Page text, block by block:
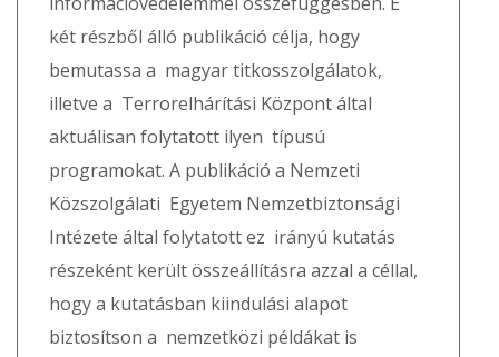
két részből álló publikáció célja, hogy
bemutassa a magyar titkosszolgálatok,
illetve a Terrorelhárítási Központ által
aktuálisan folytatott ilyen típusú
programokat. A publikáció a Nemzeti
Közszolgálati Egyetem Nemzetbiztonsági
Intézete által folytatott ez irányú kutatás
részeként került összeállításra azzal a céllal,
hogy a kutatásban kiindulási alapot
biztosítson a nemzetközi példákat is